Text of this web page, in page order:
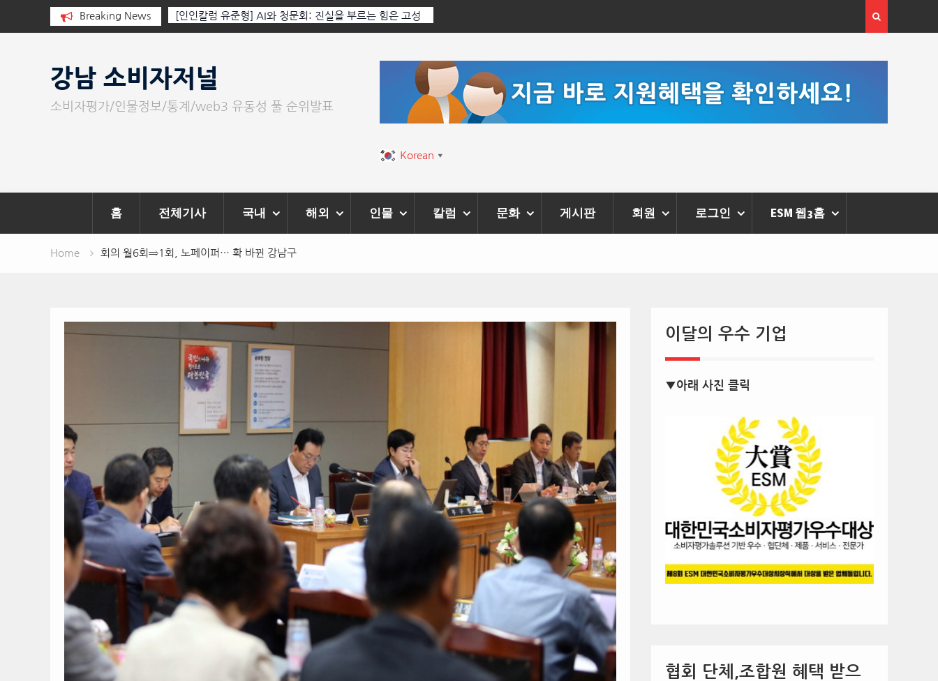
Breaking News
군가가 그립다
[인인칼럼 유준형] AI와 청문회: 진실을 부르는 힘은 고성
이 아니라 준비된 질문이다.
‘2026 제2회 애니멀 아트 페스티벌’ 성황리에 막 내려
강남 소비자저널
소비자평가/인물정보/통계/web3 유동성 풀 순위발표
Korean ▼
홈 전체기사 국내 해외 인물 칼럼 문화 게시판 회원 로그인 ESM 웹3홈
Home 회의 월6회⇒1회, 노페이퍼… 확 바뀐 강남구
이달의 우수 기업
▼아래 사진 클릭
협회 단체,조합원 혜택 받으